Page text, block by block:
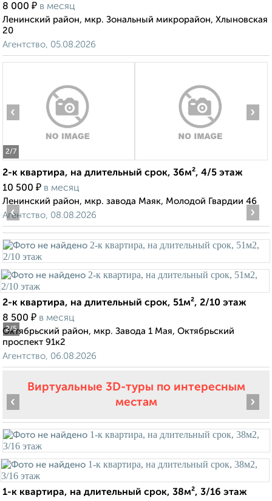
8 000 ₽ в месяц
Ленинский район, мкр. Зональный микрорайон, Хлыновская
20
Агентство, 05.08.2026
2/7
‹ ›
2-к квартира, на длительный срок, 36м², 4/5 этаж
10 500 ₽ в месяц
Ленинский район, мкр. завода Маяк, Молодой Гвардии 46
Агентство, 08.08.2026
2/5
‹ ›
2-к квартира, на длительный срок, 51м², 2/10 этаж
8 500 ₽ в месяц
Октябрьский район, мкр. Завода 1 Мая, Октябрьский
проспект 91к2
Агентство, 06.08.2026
Виртуальные 3D-туры по интересным
местам
‹ ›
1-к квартира, на длительный срок, 38м², 3/16 этаж